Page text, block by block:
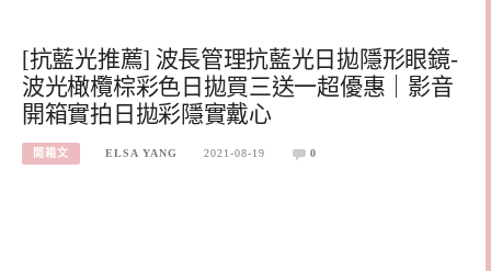
[抗藍光推薦] 波長管理抗藍光日拋隱形眼鏡-
波光橄欖棕彩色日拋買三送一超優惠｜影音
開箱實拍日拋彩隱實戴心
開箱文 ELSA YANG 2021-08-19 0